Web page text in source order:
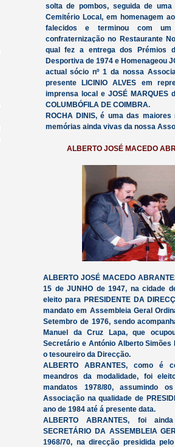
solta de pombos, seguida de uma
Cemitério Local, em homenagem
falecidos e terminou com
confraternização no Restaurante
qual fez a entrega dos Prémios
Desportiva de 1974 e Homenageou
actual sócio nº 1 da nossa
presente LICINIO ALVES em
imprensa local e JOSÉ MARQUES
COLUMBÓFILA DE COIMBRA.
ROCHA DINIS, é uma das
memórias ainda vivas da nossa
ALBERTO JOSÉ MACEDO
ALBERTO JOSÉ MACEDO
15 de JUNHO de 1947, na cidade
eleito para PRESIDENTE DA
mandato em Assembleia Geral
Setembro de 1976, sendo
Manuel da Cruz Lapa, que
Secretário e António Alberto Simões
o tesoureiro da Direcção.
ALBERTO ABRANTES, como é
meandros da modalidade, foi
mandatos 1978/80, assumindo
Associação na qualidade de
ano de 1984 até á presente data.
ALBERTO ABRANTES, foi
SECRETÁRIO DA ASSEMBLEIA
1968/70, na direcção presidida